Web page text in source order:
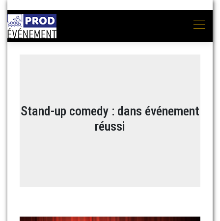
Stand-up comedy : dans événement
réussi